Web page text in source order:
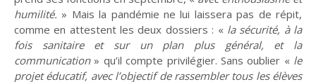
humilité. » Mais la pandémie ne lui laissera pas de répit,
comme en attestent les deux dossiers : « la sécurité, à la
fois sanitaire et sur un plan plus général, et la
communication» qu’il compte privilégier. Sans oublier « le
projet éducatif, avec l’objectif de rassembler tous les élèves